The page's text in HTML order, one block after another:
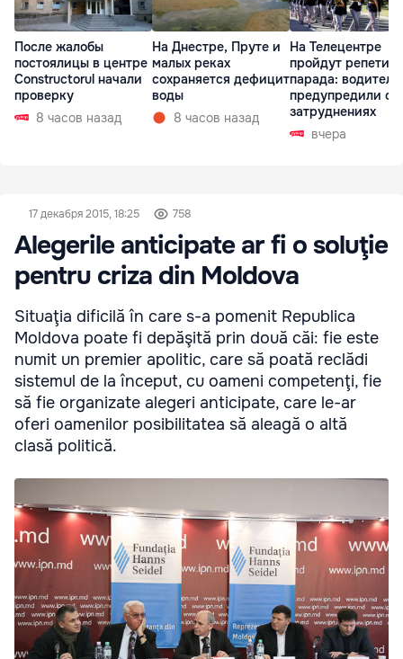
После жалобы
постоялицы в центре
Constructorul начали
проверку
8 часов назад
На Днестре, Пруте и
малых реках
сохраняется дефицит
воды
8 часов назад
На Телецентре
пройдут
парада:
предупредили о
затруднениях
вчера
17 декабря 2015, 18:25 758
Alegerile anticipate ar fi o soluţie
pentru criza din Moldova
Situaţia dificilă în care s-a pomenit Republica
Moldova poate fi depăşită prin două căi: fie este
numit un premier apolitic, care să poată reclădi
sistemul de la început, cu oameni competenţi, fie
să fie organizate alegeri anticipate, care le-ar
oferi oamenilor posibilitatea să aleagă o altă
clasă politică.